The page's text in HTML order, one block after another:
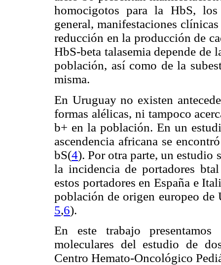
homocigotos para la HbS,
general, manifestaciones
reducción en la producción de
HbS-beta talasemia depende de
población, así como de la
misma.
En Uruguay no existen
formas alélicas, ni tampoco
b+ en la población. En un
ascendencia africana se
bS(4). Por otra parte, un estudio
la incidencia de portadores btal
estos portadores en España e
población de origen europeo de
5,6).
En este trabajo
moleculares del estudio de
Centro Hemato-Oncológico